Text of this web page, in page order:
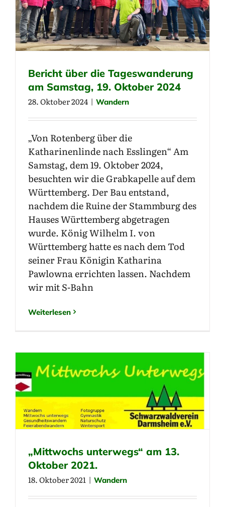
Bericht über die Tageswanderung
am Samstag, 19. Oktober 2024
28. Oktober 2024 | Wandern
„Von Rotenberg über die
Katharinenlinde nach Esslingen“ Am
Samstag, dem 19. Oktober 2024,
besuchten wir die Grabkapelle auf dem
Württemberg. Der Bau entstand,
nachdem die Ruine der Stammburg des
Hauses Württemberg abgetragen
wurde. König Wilhelm I. von
Württemberg hatte es nach dem Tod
seiner Frau Königin Katharina
Pawlowna errichten lassen. Nachdem
wir mit S-Bahn
Weiterlesen
„Mittwochs unterwegs“ am 13.
„Mittwochs unterwegs“ am 13.
Oktober 2021.
18. Oktober 2021 | Wandern